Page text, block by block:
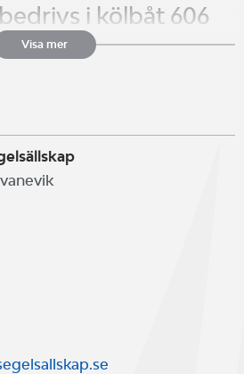
i kölbåt 606
sig till dig som är
seglat lite är
att skicka ett mail till
Visa mer